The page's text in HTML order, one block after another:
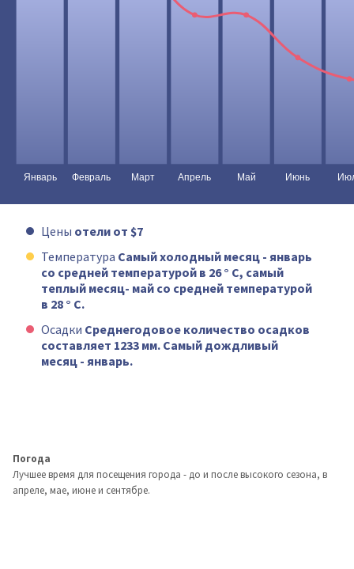
Цены отели от $7
Температура Самый холодный месяц - январь
со средней температурой в 26 ° C, самый
теплый месяц- май со средней температурой
в 28 ° C.
Осадки Среднегодовое количество осадков
составляет 1233 мм. Самый дождливый
месяц - январь.
Погода
Лучшее время для посещения города - до и после высокого сезона, в
апреле, мае, июне и сентябре.